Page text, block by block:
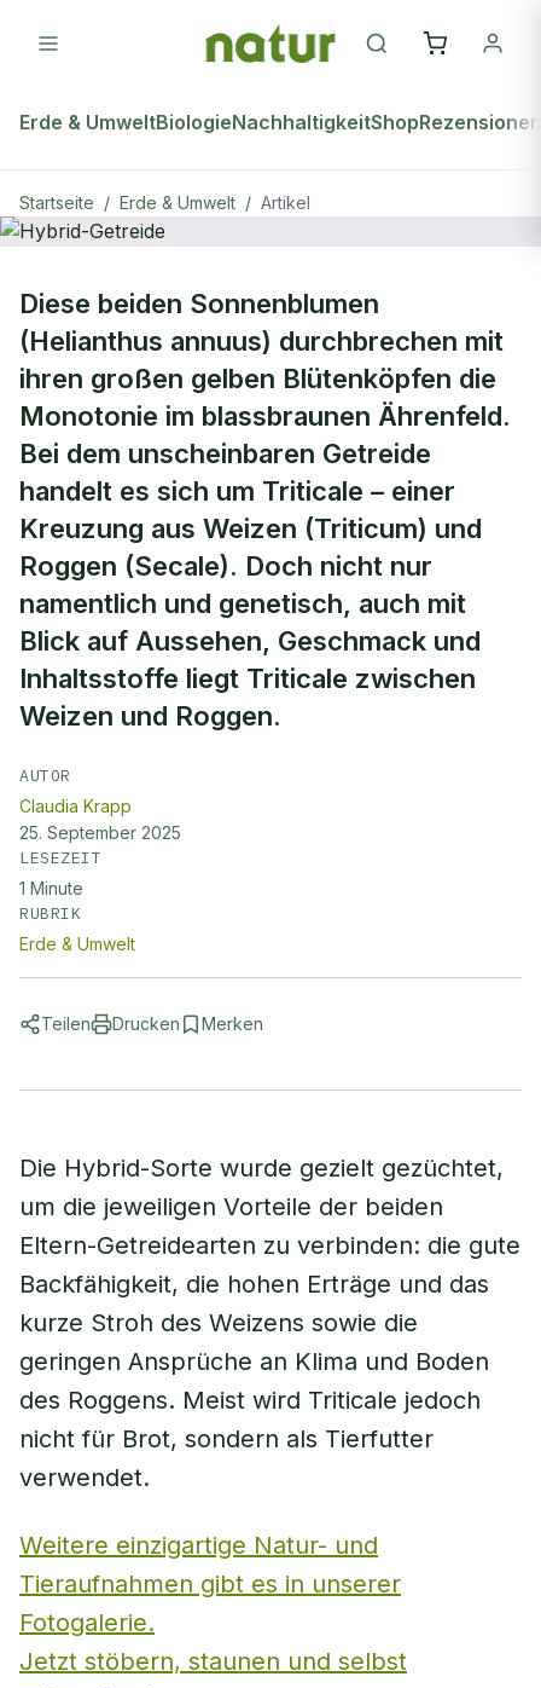
Erde & UmweltBiologieNachhaltigkeitShopRezensionen
Startseite / Erde & Umwelt / Artikel
Hybrid-Getreide
Diese beiden Sonnenblumen
(Helianthus annuus) durchbrechen mit
ihren großen gelben Blütenköpfen die
Monotonie im blassbraunen Ährenfeld.
Bei dem unscheinbaren Getreide
handelt es sich um Triticale – einer
Kreuzung aus Weizen (Triticum) und
Roggen (Secale). Doch nicht nur
namentlich und genetisch, auch mit
Blick auf Aussehen, Geschmack und
Inhaltsstoffe liegt Triticale zwischen
Weizen und Roggen.
AUTOR
Claudia Krapp
25. September 2025
LESEZEIT
1 Minute
RUBRIK
Erde & Umwelt
Teilen Drucken Merken
Die Hybrid-Sorte wurde gezielt gezüchtet,
um die jeweiligen Vorteile der beiden
Eltern-Getreidearten zu verbinden: die gute
Backfähigkeit, die hohen Erträge und das
kurze Stroh des Weizens sowie die
geringen Ansprüche an Klima und Boden
des Roggens. Meist wird Triticale jedoch
nicht für Brot, sondern als Tierfutter
verwendet.
Weitere einzigartige Natur- und
Tieraufnahmen gibt es in unserer
Fotogalerie.
Jetzt stöbern, staunen und selbst